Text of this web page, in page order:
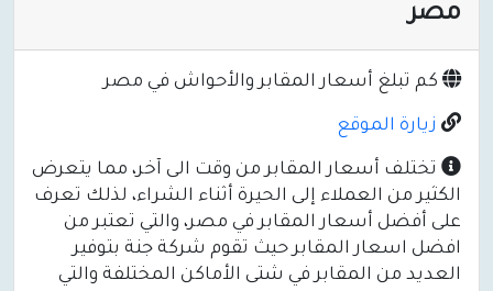
مصر
كم تبلغ أسعار المقابر والأحواش في مصر
زيارة الموقع
تختلف أسعار المقابر من وقت الى آخر، مما يتعرض
الكثير من العملاء إلى الحيرة أثناء الشراء، لذلك تعرف
على أفضل أسعار المقابر في مصر، والتي تعتبر من
افضل اسعار المقابر حيث تقوم شركة جنة بتوفير
العديد من المقابر في شتى الأماكن المختلفة والتي